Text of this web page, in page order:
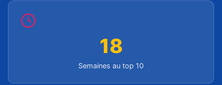
18
Semaines au top 10